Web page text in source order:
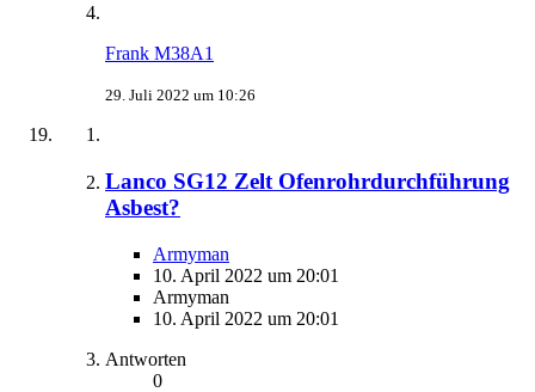
Frank M38A1
29. Juli 2022 um 10:26
Lanco SG12 Zelt Ofenrohrdurchführung
Asbest?
Armyman
10. April 2022 um 20:01
Armyman
10. April 2022 um 20:01
Antworten
0